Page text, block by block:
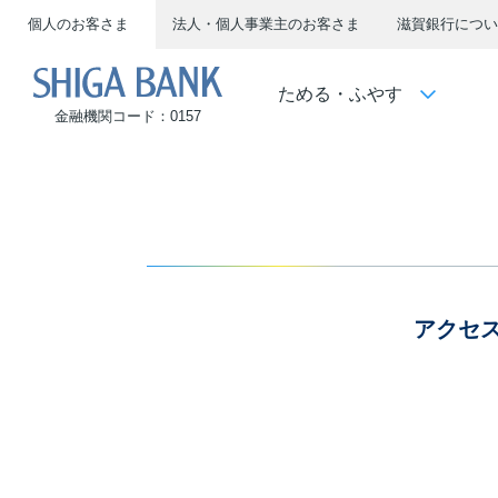
個人のお客さま 法人・個人事業主のお客さま 滋賀銀行につ
金融機関コード：0157
ためる・ふやす
アクセ